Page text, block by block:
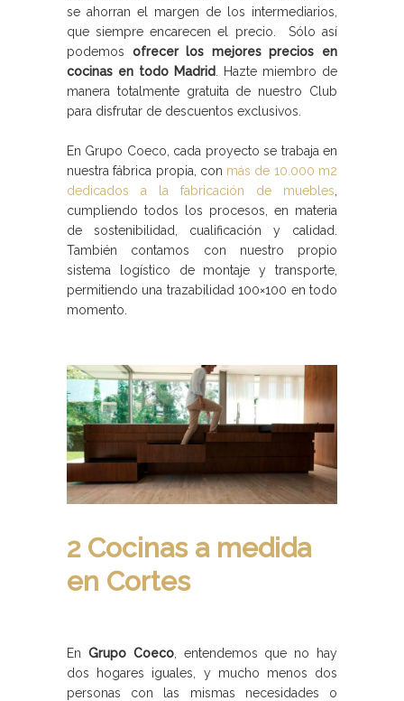
se ahorran el margen de los intermediarios,
que siempre encarecen el precio. Sólo así
podemos ofrecer los mejores precios en
cocinas en todo Madrid
. Hazte miembro de
manera totalmente gratuita de nuestro Club
para disfrutar de descuentos exclusivos.
En Grupo Coeco, cada proyecto se trabaja en
nuestra fábrica propia, con más de 10.000 m2
dedicados a la fabricación de muebles
cumpliendo todos los procesos, en materia
de sostenibilidad, cualificación y calidad.
También contamos con nuestro propio
sistema logístico de montaje y transporte,
permitiendo una trazabilidad 100×100 en todo
momento.
2 Cocinas a medida
en Cortes
En Grupo Coeco, entendemos que no hay
dos hogares iguales, y mucho menos dos
personas con las mismas necesidades o